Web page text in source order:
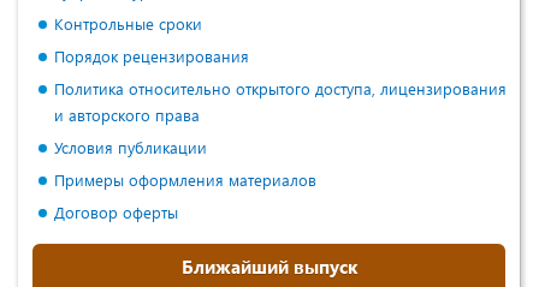
Контрольные сроки
Порядок рецензирования
Политика относительно открытого доступа, лицензирования
и авторского права
Условия публикации
Примеры оформления материалов
Договор оферты
Ближайший выпуск